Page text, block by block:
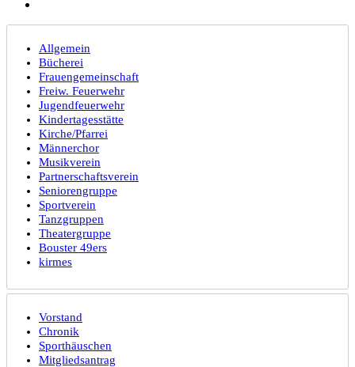
Allgemein
Bücherei
Frauengemeinschaft
Freiw. Feuerwehr
Jugendfeuerwehr
Kindertagesstätte
Kirche/Pfarrei
Männerchor
Musikverein
Partnerschaftsverein
Seniorengruppe
Sportverein
Tanzgruppen
Theatergruppe
Bouster 49ers
kirmes
Vorstand
Chronik
Sporthäuschen
Mitgliedsantrag